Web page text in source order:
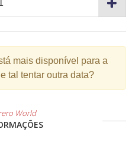
mais disponível para a
tal tentar outra data?
World